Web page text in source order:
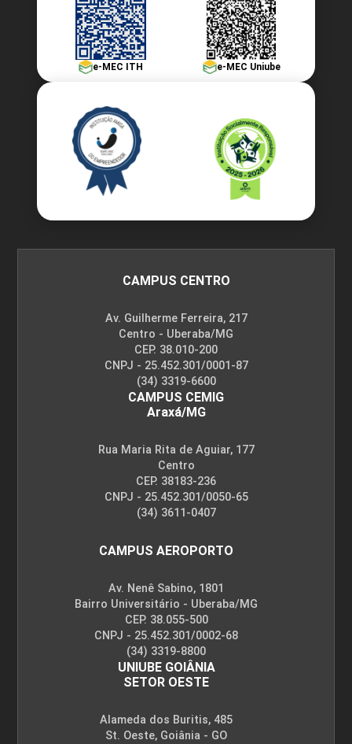
e-MEC ITH e-MEC Uniube
CAMPUS CENTRO
Av. Guilherme Ferreira, 217
Centro - Uberaba/MG
CEP. 38.010-200
CNPJ - 25.452.301/0001-87
(34) 3319-6600
CAMPUS CEMIG
Araxá/MG
Rua Maria Rita de Aguiar, 177
Centro
CEP. 38183-236
CNPJ - 25.452.301/0050-65
(34) 3611-0407
CAMPUS AEROPORTO
Av. Nenê Sabino, 1801
Bairro Universitário - Uberaba/MG
CEP. 38.055-500
CNPJ - 25.452.301/0002-68
(34) 3319-8800
UNIUBE GOIÂNIA
SETOR OESTE
Alameda dos Buritis, 485
St. Oeste, Goiânia - GO